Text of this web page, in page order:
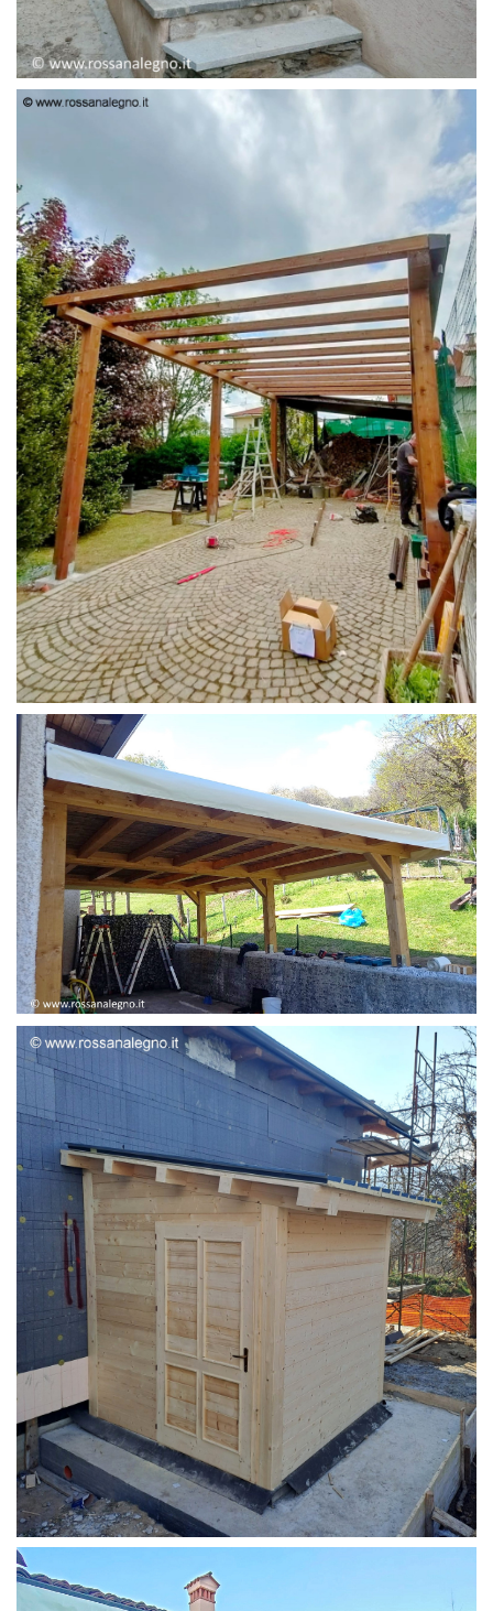
PENSILINA ENTRATA
STRUTTURA CAMPER
STRUTTURA ADDOSSATA LAMELLARE
STRUTTURA ADDOSSATA PER LOCALE CALDAIA